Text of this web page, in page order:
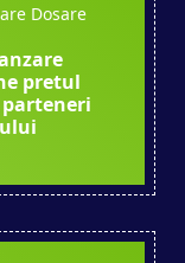
Dosare
pretul